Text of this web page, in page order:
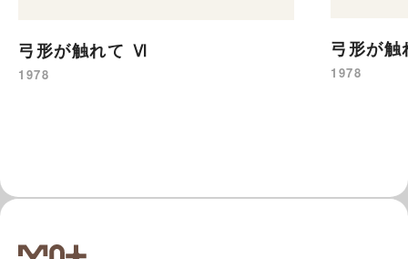
弓形が触れて Ⅵ
1978
弓形が
1978